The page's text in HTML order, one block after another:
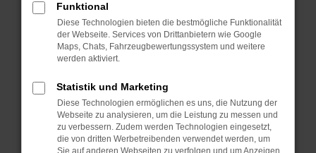
Probleme zu beheben.
Stelle sicher, dass dein Browser und dein
Betriebssystem auf dem neuesten Stand
sind.
Veraltete Software birgt nicht nur ein
Sicherheitsrisiko, sondern kann auch dazu
führen, dass bestimmte Funktionen nicht mehr
unterstützt werden.
Wende dich an den Webseitenbetreiber.
Funktional
Diese Technologien bieten die bestmögliche Funktionalität
der Webseite. Services von Drittanbietern wie Google
Maps, Chats, Fahrzeugbewertungssystem und weitere
werden aktiviert.
Statistik und Marketing
Diese Technologien ermöglichen es uns, die Nutzung der
Webseite zu analysieren, um die Leistung zu messen und
zu verbessern. Zudem werden Technologien eingesetzt,
die von dritten Werbetreibenden verwendet werden, um
Sie auf anderen Webseiten zu verfolgen und um Anzeigen